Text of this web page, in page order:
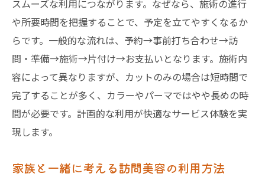
スムーズな利用につながります。なぜなら、施術の進行
や所要時間を把握することで、予定を立てやすくなるか
らです。一般的な流れは、予約→事前打ち合わせ→訪
問・準備→施術→片付け→お支払いとなります。施術内
容によって異なりますが、カットのみの場合は短時間で
完了することが多く、カラーやパーマではやや長めの時
間が必要です。計画的な利用が快適なサービス体験を実
現します。
家族と一緒に考える訪問美容の利用方法